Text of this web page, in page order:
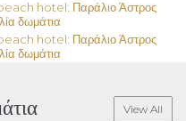
View All